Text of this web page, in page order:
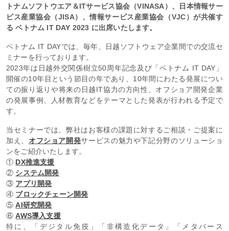
トナムソフトウエア＆ITサービス協会（VINASA）、日本情報サー
ビス産業協会（JISA）、情報サービス産業協会（VJC）が共催す
る ベトナム IT DAY 2023 に出席いたします。
ベトナム IT DAYでは、毎年、日越ソフトウェア企業間での交流セ
ミナーを行っております。
2023年は日越外交関係樹立50周年記念及び「ベトナム IT DAY」
開催の10年目という節目の年であり、10年間にわたる発展につい
ての振り返りや将来の日越IT協力の方向性、オフショア開発企業
の発展事例、人材教育などをテーマとした発表が行われる予定で
す。
当セミナーでは、弊社はお客様の課題に対するご相談・ご提案に
加え、 オフショア開発サービスの魅力や下記分野のソリューショ
ンをご紹介いたします。
① DX推進支援
② システム開発
③ アプリ開発
④ ブロックチェーン開発
⑤AI研究開発
⑥AWS導入支援
特に、「デジタル免疫」「非構造化データ」「メタバース